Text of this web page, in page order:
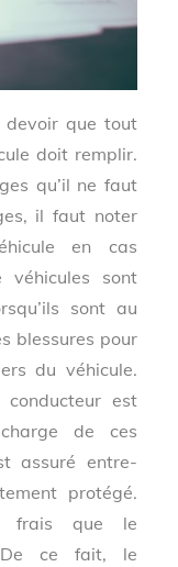
devoir que tout
doit remplir.
qu’il ne faut
il faut noter
en cas
véhicules sont
sont au
blessures pour
du véhicule.
est
de ces
assuré entre-
protégé.
frais que le
De ce fait, le